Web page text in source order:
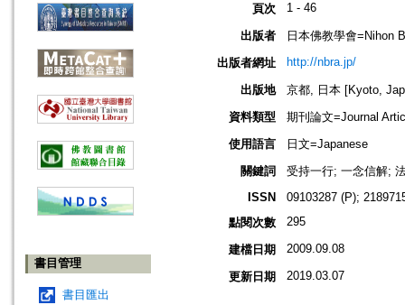
書目管理
書目匯出
頁次 1 - 46
出版者
日本佛教學會=Nihon
出版者網址
http://nbra.jp/
出版地
京都, 日本 [Kyoto,
資料類型
期刊論文=Journal
使用語言
日文=Japanese
關鍵詞
受持一行; 一念信解;
ISSN
09103287 (P);
點閱次數
295
建檔日期 2009.09.08
更新日期 2019.03.07